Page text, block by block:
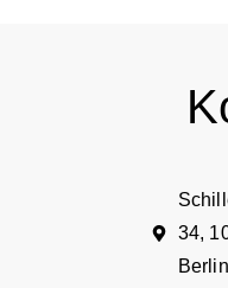
34,
Berlin